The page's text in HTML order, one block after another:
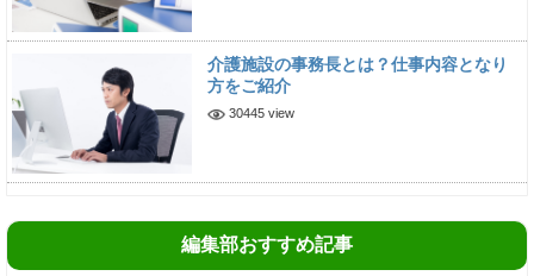
介護施設の事務長とは？仕事内容となり
方をご紹介
30445 view
編集部おすすめ記事